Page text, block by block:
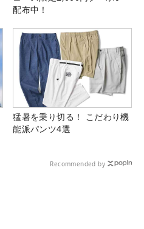
配布中！
猛暑を乗り切る！ こだわり機
能派パンツ4選
Recommended by